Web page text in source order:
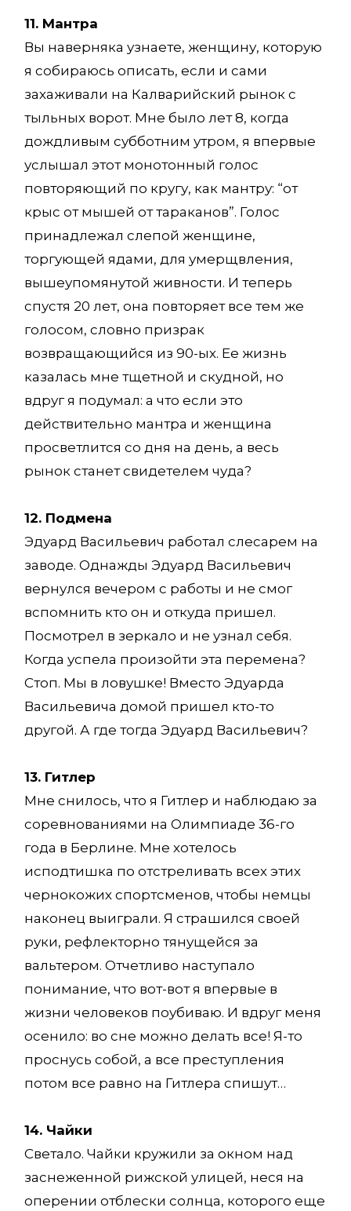
11. Мантра
Вы наверняка узнаете, женщину, которую
я собираюсь описать, если и сами
захаживали на Калварийский рынок с
тыльных ворот. Мне было лет 8, когда
дождливым субботним утром, я впервые
услышал этот монотонный голос
повторяющий по кругу, как мантру: “от
крыс от мышей от тараканов”. Голос
принадлежал слепой женщине,
торгующей ядами, для умерщвления,
вышеупомянутой живности. И теперь
спустя 20 лет, она повторяет все тем же
голосом, словно призрак
возвращающийся из 90-ых. Ее жизнь
казалась мне тщетной и скудной, но
вдруг я подумал: а что если это
действительно мантра и женщина
просветлится со дня на день, а весь
рынок станет свидетелем чуда?
12. Подмена
Эдуард Васильевич работал слесарем на
заводе. Однажды Эдуард Васильевич
вернулся вечером с работы и не смог
вспомнить кто он и откуда пришел.
Посмотрел в зеркало и не узнал себя.
Когда успела произойти эта перемена?
Стоп. Мы в ловушке! Вместо Эдуарда
Васильевича домой пришел кто-то
другой. А где тогда Эдуард Васильевич?
13. Гитлер
Мне снилось, что я Гитлер и наблюдаю за
соревнованиями на Олимпиаде 36-го
года в Берлине. Мне хотелось
исподтишка по отстреливать всех этих
чернокожих спортсменов, чтобы немцы
наконец выиграли. Я страшился своей
руки, рефлекторно тянущейся за
вальтером. Отчетливо наступало
понимание, что вот-вот я впервые в
жизни человеков поубиваю. И вдруг меня
осенило: во сне можно делать все! Я-то
проснусь собой, а все преступления
потом все равно на Гитлера спишут…
14. Чайки
Светало. Чайки кружили за окном над
заснеженной рижской улицей, неся на
оперении отблески солнца, которого еще